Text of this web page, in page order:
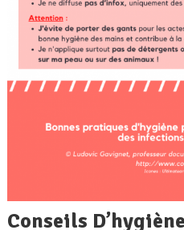
Conseils